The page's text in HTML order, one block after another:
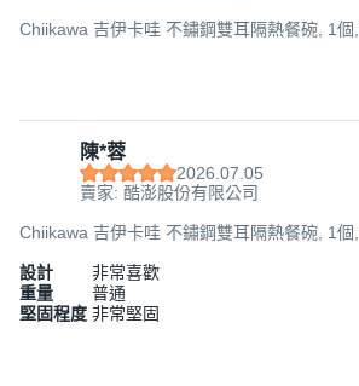
Chiikawa 吉伊卡哇 不鏽鋼雙耳隔熱餐碗, 1個
陳*蓉
2026.07.05
賣家: 酷澎股份有限公司
Chiikawa 吉伊卡哇 不鏽鋼雙耳隔熱餐碗, 1個
設計
非常喜歡
重量
普通
堅固程度 非常堅固